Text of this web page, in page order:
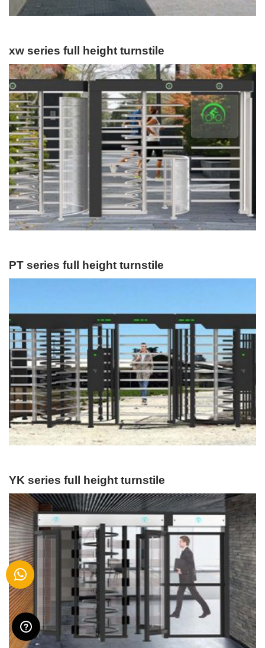
xw series full height turnstile
PT series full height turnstile
YK series full height turnstile